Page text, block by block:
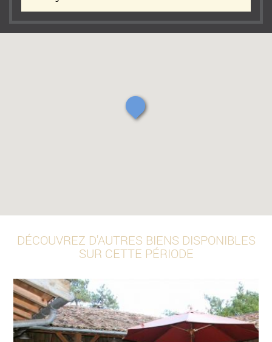
DÉCOUVREZ D'AUTRES BIENS DISPONIBLES
SUR CETTE PÉRIODE